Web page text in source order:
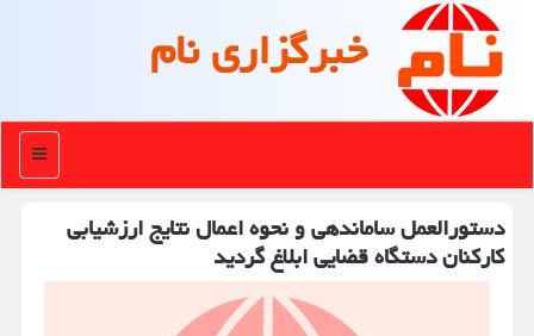
خبرگزاری نام
منو
دستورالعمل ساماندهی و نحوه اعمال نتایج ارزشیابی
كاركنان دستگاه قضایی ابلاغ گردید